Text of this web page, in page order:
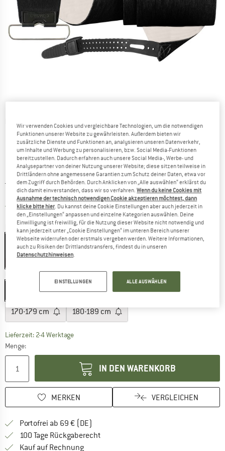
Ursprünglicher Preis :
139,95€
Preis:
125,96€ inkl. MwSt.
Versandkostenfrei(DE)Deutschland. Informationen zu den
Farbe:Black
140-149 cm
140-149 cm 150-159 cm 160-169 cm
170-179 cm 180-189 cm
Lieferzeit: 2-4 WerktageDer Link öffnet sich in einer Infobox und
Menge:
IN DEN WARENKORB
MERKEN VERGLEICHEN
Portofrei ab 69 € (DE)
100 Tage Rückgaberecht
Kauf auf RechnungFinde die Zahlungs-Infos hier! Öffnet
Wir verwenden Cookies und vergleichbare Technologien, um die notwendigen
Funktionen unserer Website zu gewährleisten. Außerdem bieten wir
zusätzliche Dienste und Funktionen an, analysieren unseren Datenverkehr,
um Inhalte und Werbung zu personalisieren, bzw. Social Media-Funktionen
bereitzustellen. Dadurch erfahren auch unsere Social Media-, Werbe- und
Analysepartner von deiner Nutzung unserer Website; diese sitzen teilweise in
Drittländern ohne angemessene Garantien zum Schutz deiner Daten, etwa vor
dem Zugriff durch Behörden. Durch Anklicken von „Alle auswählen“ erklärst du
dich damit einverstanden, dass wir so verfahren.Wenn du keine Cookies mit
Ausnahme der technisch notwendigen Cookie akzeptieren möchtest, dann
klicke bitte hier. Du kannst deine Cookie Einstellungen aber auch jederzeit in
den „Einstellungen“ anpassen und einzelne Kategorien auswählen. Deine
Einwilligung ist freiwillig, für die Nutzung dieser Website nicht notwendig und
kann jederzeit unter „Cookie Einstellungen“ im unteren Bereich unserer
Webseite widerrufen oder erstmals vergeben werden. Weitere Informationen,
auch zu Risiken der Drittlandstransfers, findest du in unseren
Datenschutzhinweisen.
EINSTELLUNGEN ALLE AUSWÄHLEN